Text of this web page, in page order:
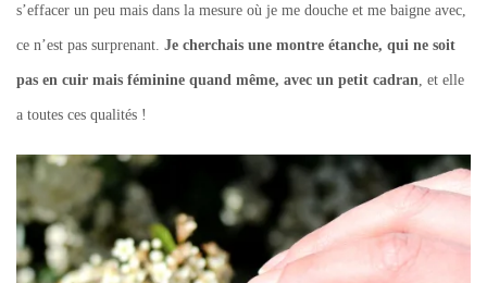
s’effacer un peu mais dans la mesure où je me douche et me baigne avec,
ce n’est pas surprenant. Je cherchais une montre étanche, qui ne soit
pas en cuir mais féminine quand même, avec un petit cadran , et elle
a toutes ces qualités !